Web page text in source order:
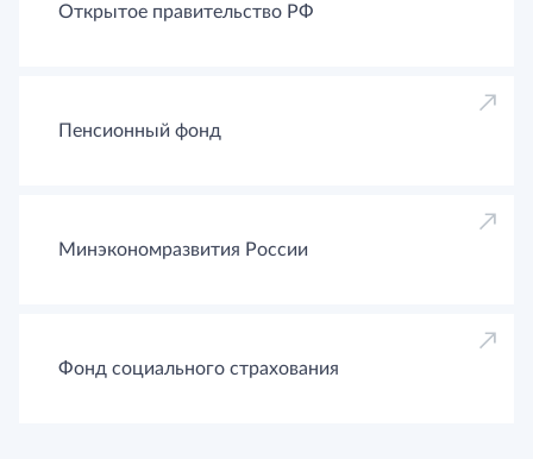
Открытое правительство РФ
Пенсионный фонд
Минэкономразвития России
Фонд социального страхования